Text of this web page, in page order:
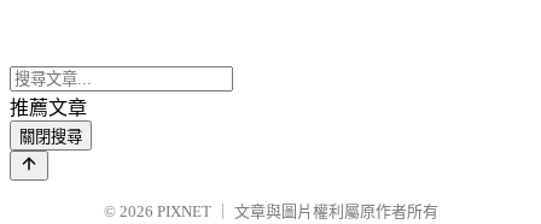
推薦文章
關閉搜尋
© 2026 PIXNET
文章與圖片權利屬原作者所有